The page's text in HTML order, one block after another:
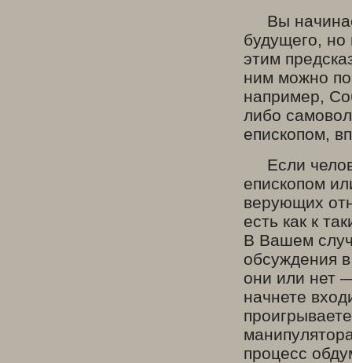
Вы
будущего, но
этим
ним можно
например,
либо
епископом,
Если
епископом
верующих
есть как к
В Вашем
обсуждения
они или нет
начнете
процесс